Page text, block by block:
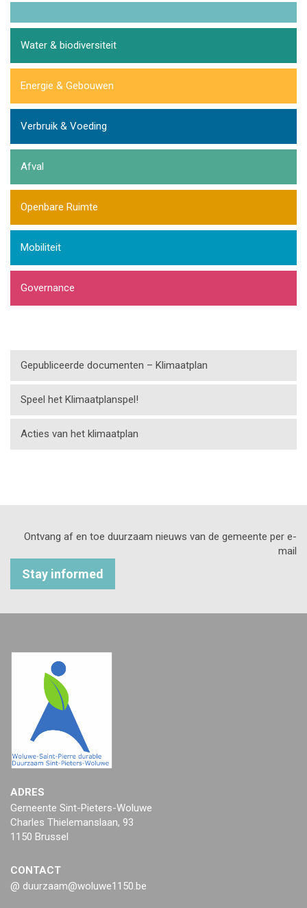
Water & biodiversiteit
Energie & Gebouwen
Verbruik & Voeding
Afval
Openbare Ruimte
Mobiliteit
Governance
Gepubliceerde documenten – Klimaatplan
Speel het Klimaatplanspel!
Acties van het klimaatplan
Ontvang af en toe duurzaam nieuws van de gemeente per e-
mail
Stay informed
ADRES
Gemeente Sint-Pieters-Woluwe
Charles Thielemanslaan, 93
1150 Brussel
CONTACT
@ duurzaam@woluwe1150.be